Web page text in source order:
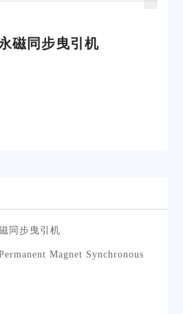
磁同步曳引机
同步曳引机
Magnet Synchronous